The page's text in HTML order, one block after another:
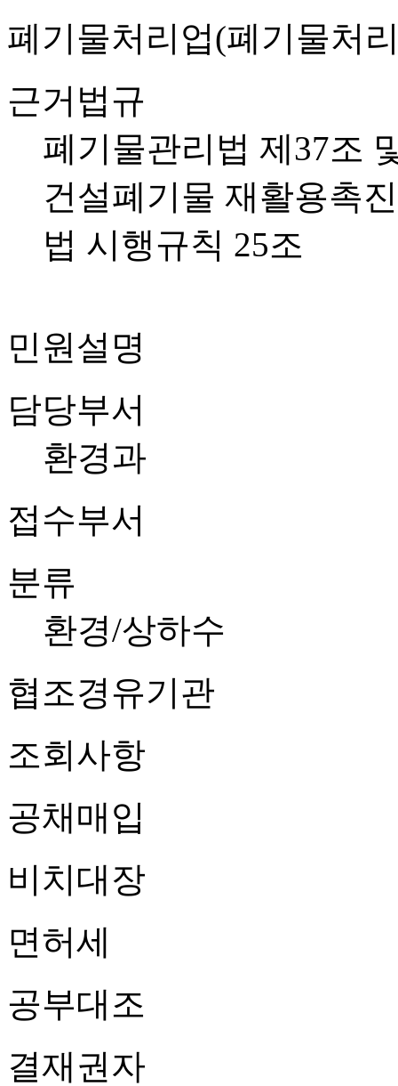
폐기물처리업(폐기물처
근거법규
폐기물관리법 제37조
건설폐기물 재활용촉
법 시행규칙 25조
민원설명
담당부서
환경과
접수부서
분류
환경/상하수
협조경유기관
조회사항
공채매입
비치대장
면허세
공부대조
결재권자